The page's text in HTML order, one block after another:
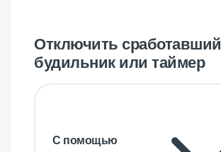
Отключить сработавший
будильник или таймер
С помощью